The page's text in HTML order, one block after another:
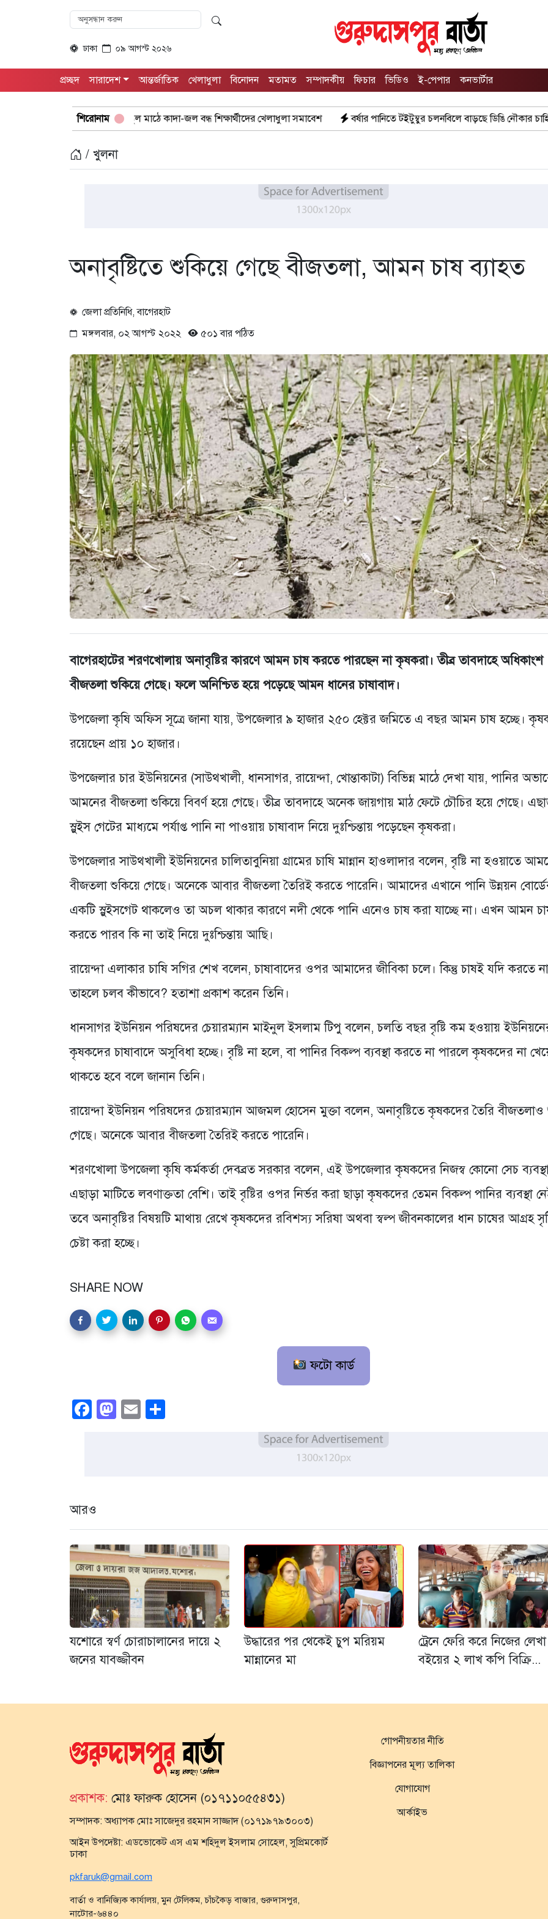
ঢাকা ০৯ আগস্ট ২০২৬
প্রচ্ছদ সারাদেশ আন্তর্জাতিক খেলাধুলা বিনোদন মতামত সম্পাদকীয় ফিচার ভিডিও ই-পেপার কনভার্টার
শিরোনাম
গুরুদাসপুরে স্কুল মাঠে কাদা-জল বন্ধ শিক্ষার্থীদের খেলাধুলা সমাবেশ বর্ষার পানিতে টইটুম্বুর চলনবিলে বাড়ছে ডিঙি নৌকার চাহিদা
/ খুলনা
অনাবৃষ্টিতে শুকিয়ে গেছে বীজতলা, আমন চাষ ব্যাহত
জেলা প্রতিনিধি, বাগেরহাট
মঙ্গলবার, ০২ আগস্ট ২০২২
৫০১ বার পঠিত
বাগেরহাটের শরণখোলায় অনাবৃষ্টির কারণে আমন চাষ করতে পারছেন না কৃষকরা। তীব্র তাবদাহে অধিকাংশ
বীজতলা শুকিয়ে গেছে। ফলে অনিশ্চিত হয়ে পড়েছে আমন ধানের চাষাবাদ।
উপজেলা কৃষি অফিস সূত্রে জানা যায়, উপজেলার ৯ হাজার ২৫০ হেক্টর জমিতে এ বছর আমন চাষ হচ্ছে।
রয়েছেন প্রায় ১০ হাজার।
উপজেলার চার ইউনিয়নের (সাউথখালী, ধানসাগর, রায়েন্দা, খোন্তাকাটা) বিভিন্ন মাঠে দেখা যায়, পানির
আমনের বীজতলা শুকিয়ে বিবর্ণ হয়ে গেছে। তীব্র তাবদাহে অনেক জায়গায় মাঠ ফেটে চৌচির হয়ে গেছে।
স্লুইস গেটের মাধ্যমে পর্যাপ্ত পানি না পাওয়ায় চাষাবাদ নিয়ে দুঃশ্চিন্তায় পড়েছেন কৃষকরা।
উপজেলার সাউথখালী ইউনিয়নের চালিতাবুনিয়া গ্রামের চাষি মান্নান হাওলাদার বলেন, বৃষ্টি না হওয়াতে
বীজতলা শুকিয়ে গেছে। অনেকে আবার বীজতলা তৈরিই করতে পারেনি। আমাদের এখানে পানি উন্নয়ন
একটি স্লুইসগেট থাকলেও তা অচল থাকার কারণে নদী থেকে পানি এনেও চাষ করা যাচ্ছে না। এখন আমন
করতে পারব কি না তাই নিয়ে দুঃশ্চিন্তায় আছি।
রায়েন্দা এলাকার চাষি সগির শেখ বলেন, চাষাবাদের ওপর আমাদের জীবিকা চলে। কিন্তু চাষই যদি করতে
তাহলে চলব কীভাবে? হতাশা প্রকাশ করেন তিনি।
ধানসাগর ইউনিয়ন পরিষদের চেয়ারম্যান মাইনুল ইসলাম টিপু বলেন, চলতি বছর বৃষ্টি কম হওয়ায়
কৃষকদের চাষাবাদে অসুবিধা হচ্ছে। বৃষ্টি না হলে, বা পানির বিকল্প ব্যবস্থা করতে না পারলে কৃষকদের না
থাকতে হবে বলে জানান তিনি।
রায়েন্দা ইউনিয়ন পরিষদের চেয়ারম্যান আজমল হোসেন মুক্তা বলেন, অনাবৃষ্টিতে কৃষকদের তৈরি বীজতলাও
গেছে। অনেকে আবার বীজতলা তৈরিই করতে পারেনি।
শরণখোলা উপজেলা কৃষি কর্মকর্তা দেবব্রত সরকার বলেন, এই উপজেলার কৃষকদের নিজস্ব কোনো সেচ
এছাড়া মাটিতে লবণাক্ততা বেশি। তাই বৃষ্টির ওপর নির্ভর করা ছাড়া কৃষকদের তেমন বিকল্প পানির ব্যবস্থা
তবে অনাবৃষ্টির বিষয়টি মাথায় রেখে কৃষকদের রবিশস্য সরিষা অথবা স্বল্প জীবনকালের ধান চাষের আগ্রহ
চেষ্টা করা হচ্ছে।
SHARE NOW
ফটো কার্ড
Facebook
Mastodon
Email
আরও
যশোরে স্বর্ণ চোরাচালানের দায়ে ২
জনের যাবজ্জীবন
উদ্ধারের পর থেকেই চুপ মরিয়ম
মান্নানের মা
ট্রেনে ফেরি করে নিজের লেখা
বইয়ের ২ লাখ কপি বিক্রি...
প্রকাশক: মোঃ ফারুক হোসেন (০১৭১১০৫৫৪৩১)
সম্পাদক:অধ্যাপক মোঃ সাজেদুর রহমান সাজ্জাদ (০১৭১৯৭৯৩০০৩)
আইন উপদেষ্টা: এডভোকেট এস এম শহিদুল ইসলাম সোহেল, সুপ্রিমকোর্ট
ঢাকা
pkfaruk@gmail.com
বার্তা ও বানিজ্যিক কার্যালয়, মুন টেলিকম, চাঁচকৈড় বাজার, গুরুদাসপুর,
নাটোর-৬৪৪০
গোপনীয়তার নীতি
বিজ্ঞাপনের মূল্য তালিকা
যোগাযোগ
আর্কাইভ